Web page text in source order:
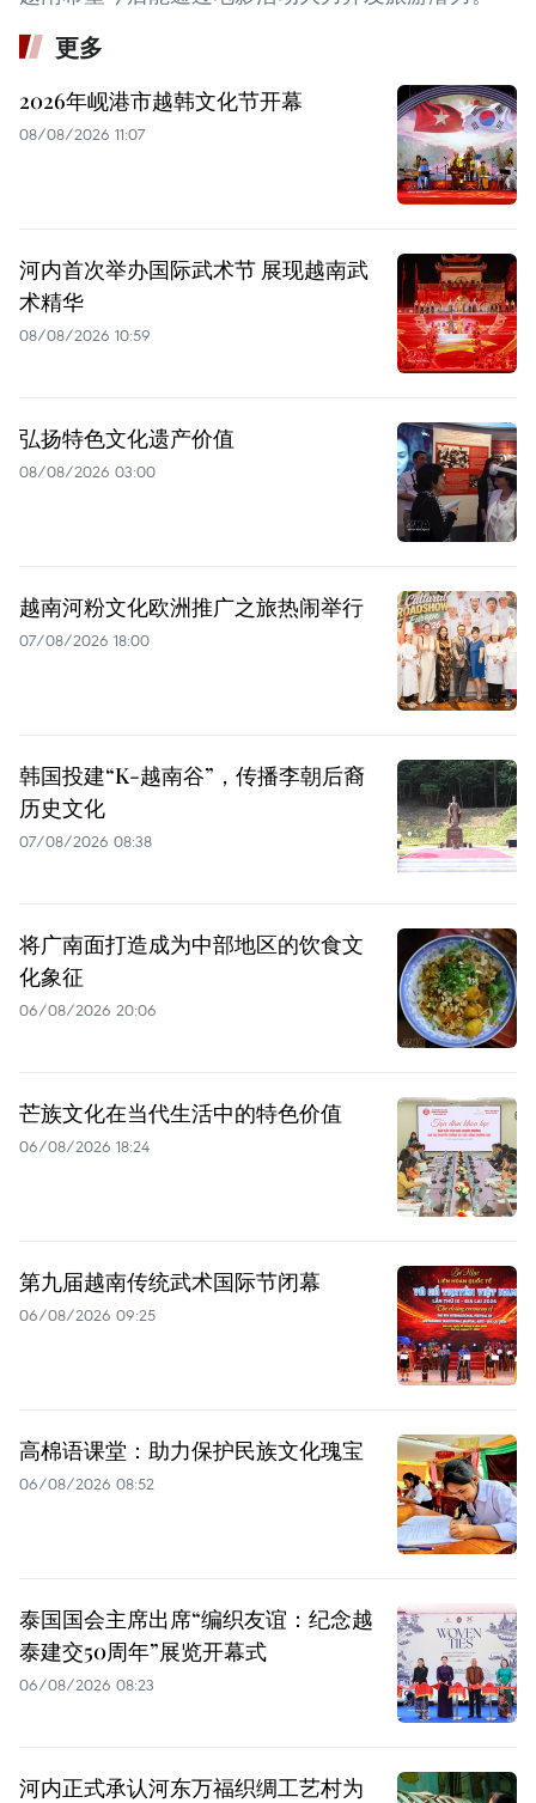
更多
2026年岘港市越韩文化节开幕
08/08/2026 11:07
河内首次举办国际武术节 展现越南武
术精华
08/08/2026 10:59
弘扬特色文化遗产价值
08/08/2026 03:00
越南河粉文化欧洲推广之旅热闹举行
07/08/2026 18:00
韩国投建“K-越南谷”，传播李朝后裔
历史文化
07/08/2026 08:38
将广南面打造成为中部地区的饮食文
化象征
06/08/2026 20:06
芒族文化在当代生活中的特色价值
06/08/2026 18:24
第九届越南传统武术国际节闭幕
06/08/2026 09:25
高棉语课堂：助力保护民族文化瑰宝
06/08/2026 08:52
泰国国会主席出席“编织友谊：纪念越
泰建交50周年”展览开幕式
06/08/2026 08:23
河内正式承认河东万福织绸工艺村为